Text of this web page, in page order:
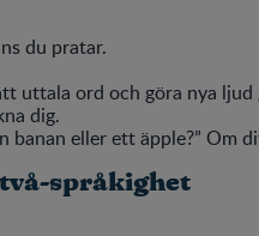
du pratar.
uttala ord och göra nya
dig.
eller ett äpple?” Om
språkighet